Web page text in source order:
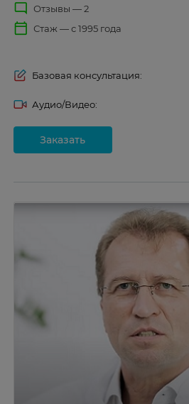
mode_comment Отзывы — 2
calendar_today Стаж — с 1995 года
Базовая консультация:
Аудио/Видео:
Заказать